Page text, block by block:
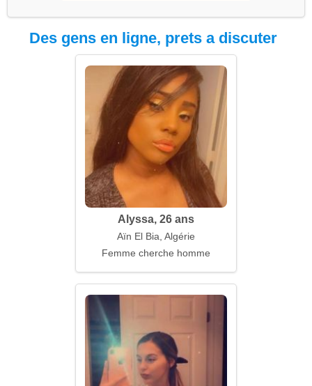
Des gens en ligne, prets a discuter
Alyssa, 26 ans
Aïn El Bia, Algérie
Femme cherche homme